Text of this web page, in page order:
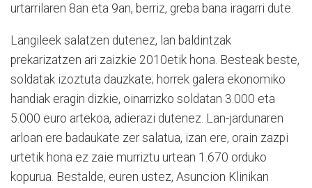
urtarrilaren 8an eta 9an, berriz, greba bana iragarri dute.
Langileek salatzen dutenez, lan baldintzak
prekarizatzen ari zaizkie 2010etik hona. Besteak beste,
soldatak izoztuta dauzkate; horrek galera ekonomiko
handiak eragin dizkie, oinarrizko soldatan 3.000 eta
5.000 euro artekoa, adierazi dutenez. Lan-jardunaren
arloan ere badaukate zer salatua, izan ere, orain zazpi
urtetik hona ez zaie murriztu urtean 1.670 orduko
kopurua. Bestalde, euren ustez, Asuncion Klinikan